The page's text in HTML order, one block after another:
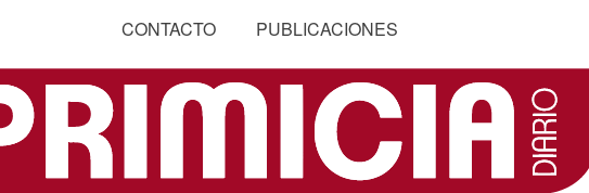
CONTACTO PUBLICACIONES